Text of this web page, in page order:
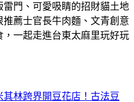
門、可愛吸睛的招財貓土地
薦士官長牛肉麵、文青創意
一起走進台東太麻里玩好玩
林跨界開豆花店！古法豆